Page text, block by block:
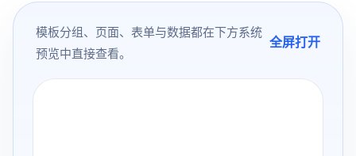
模板分组、页面、表单与数据都在下方系统
预览中直接查看。
全屏打开